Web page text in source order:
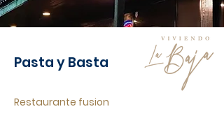
Pasta y Basta
Restaurante fusion